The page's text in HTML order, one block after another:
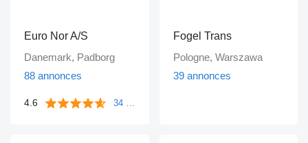
Euro Nor A/S
Danemark, Padborg
88 annonces
4.6
Fogel Trans
Pologne, Warszawa
39 annonces